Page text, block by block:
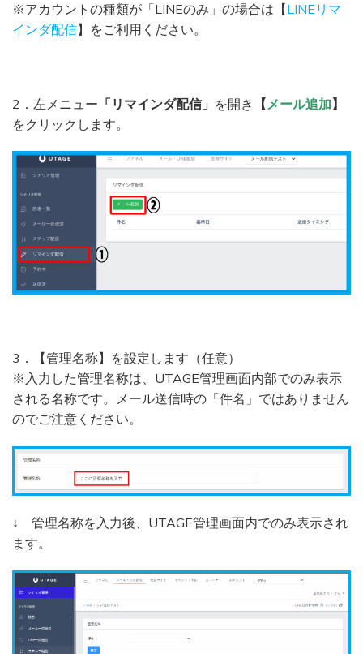
※アカウントの種類が「LINEのみ」の場合は【LINEリマ
インダ配信】をご利用ください。
2．左メニュー 「リマインダ配信」 を開き 【 メール追加】
をクリックします。
3．【管理名称】を設定します（任意）
※入力した管理名称は、UTAGE管理画面内部でのみ表示
される名称です。メール送信時の「件名」ではありません
のでご注意ください。
↓ 管理名称を入力後、UTAGE管理画面内でのみ表示され
ます。